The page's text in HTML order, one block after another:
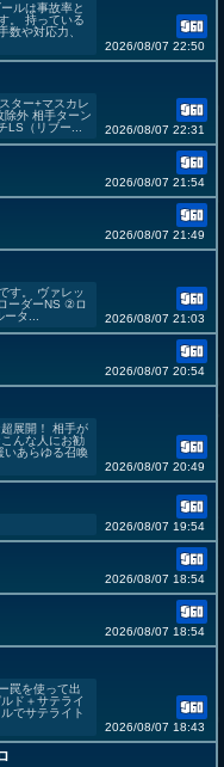
ルは事故率と
。 持っている
数や対応力、
2026/08/07 22:50
ター+マスカレ
外 相手ターン
LS（リブー...
2026/08/07 22:31
2026/08/07 21:54
2026/08/07 21:49
す。 ヴァレッ
ーダーNS ②ロ
ータ...
2026/08/07 21:03
2026/08/07 20:54
展開！ 相手が
んな人にお勧
いあらゆる召喚
2026/08/07 20:49
2026/08/07 19:54
2026/08/07 18:54
2026/08/07 18:54
罠を使って出
ド＋サテライ
でサテライト
2026/08/07 18:43